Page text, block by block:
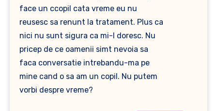
face un ccopil cata vreme eu nu
reusesc sa renunt la tratament. Plus ca
nici nu sunt sigura ca mi-l doresc. Nu
pricep de ce oamenii simt nevoia sa
faca conversatie intrebandu-ma pe
mine cand o sa am un copil. Nu putem
vorbi despre vreme?